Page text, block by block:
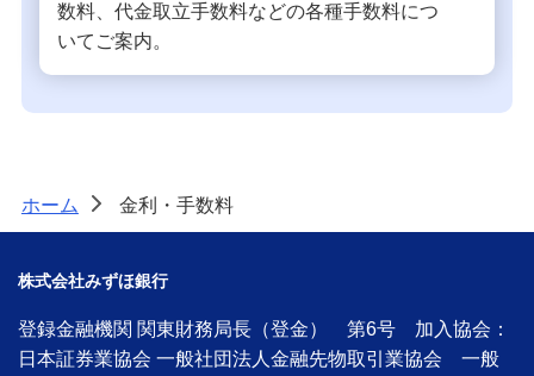
数料、代金取立手数料などの各種手数料につ
いてご案内。
ホーム > 金利・手数料
株式会社みずほ銀行
登録金融機関 関東財務局長（登金） 第6号 加入協会：
日本証券業協会 一般社団法人金融先物取引業協会 一般